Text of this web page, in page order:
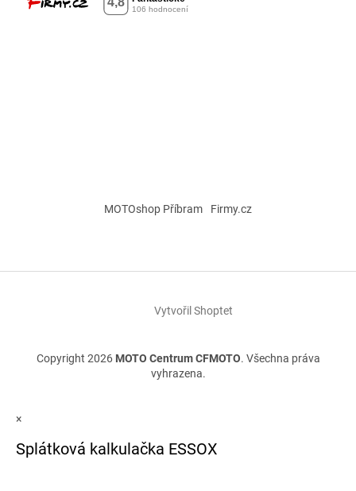
MOTOshop Příbram Firmy.cz
Vytvořil Shoptet
Copyright 2026 MOTO Centrum CFMOTO. Všechna práva
vyhrazena.
×
Splátková kalkulačka ESSOX